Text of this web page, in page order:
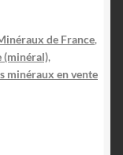
de France,
(minéral),
minéraux en vente